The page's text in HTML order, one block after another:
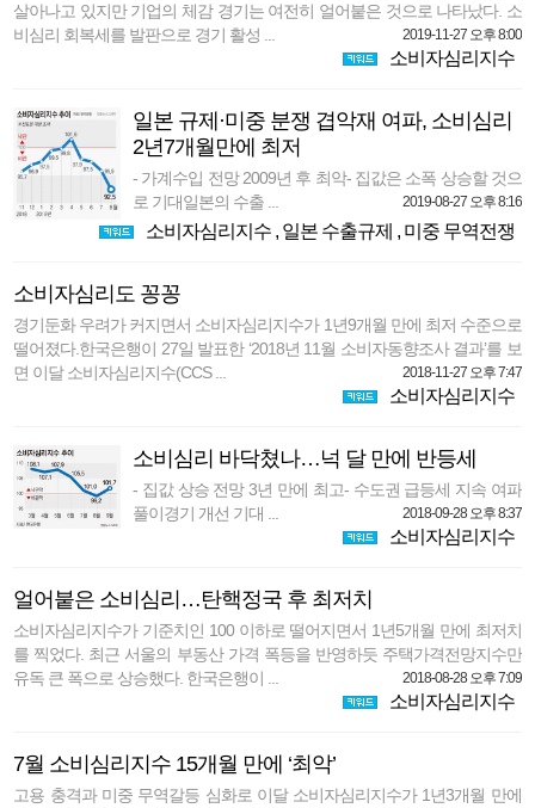
살아나고 있지만 기업의 체감 경기는 여전히 얼어붙은 것으로 나타났다. 소
비심리 회복세를 발판으로 경기 활성 ...
2019-11-27 오후 8:00
소비자심리지수
일본 규제·미중 분쟁 겹악재 여파, 소비심리
2년7개월만에 최저
- 가계수입 전망 2009년 후 최악- 집값은 소폭 상승할 것으
로 기대일본의 수출 ...
2019-08-27 오후 8:16
소비자심리지수, 일본 수출규제 , 미중 무역전쟁
소비자심리도 꽁꽁
경기둔화 우려가 커지면서 소비자심리지수가 1년9개월 만에 최저 수준으로
떨어졌다.한국은행이 27일 발표한 ‘2018년 11월 소비자동향조사 결과’를 보
면 이달 소비자심리지수(CCS ...
2018-11-27 오후 7:47
소비자심리지수
소비심리 바닥쳤나…넉 달 만에 반등세
- 집값 상승 전망 3년 만에 최고- 수도권 급등세 지속 여파
풀이경기 개선 기대 ...
2018-09-28 오후 8:37
소비자심리지수
얼어붙은 소비심리…탄핵정국 후 최저치
소비자심리지수가 기준치인 100 이하로 떨어지면서 1년5개월 만에 최저치
를 찍었다. 최근 서울의 부동산 가격 폭등을 반영하듯 주택가격전망지수만
유독 큰 폭으로 상승했다. 한국은행이 ...
2018-08-28 오후 7:09
소비자심리지수
7월 소비심리지수 15개월 만에 ‘최악’
고용 충격과 미중 무역갈등 심화로 이달 소비자심리지수가 1년3개월 만에